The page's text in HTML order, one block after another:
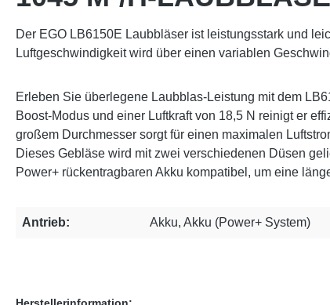
Der EGO LB6150E Laubbläser ist leistungsstark und
Luftgeschwindigkeit wird über einen variablen
Erleben Sie überlegene Laubblas-Leistung mit dem
Boost-Modus und einer Luftkraft von 18,5 N reinigt er
großem Durchmesser sorgt für einen maximalen
Dieses Gebläse wird mit zwei verschiedenen Düsen
Power+ rückentragbaren Akku kompatibel, um eine
Antrieb: Akku, Akku (Power+ System)